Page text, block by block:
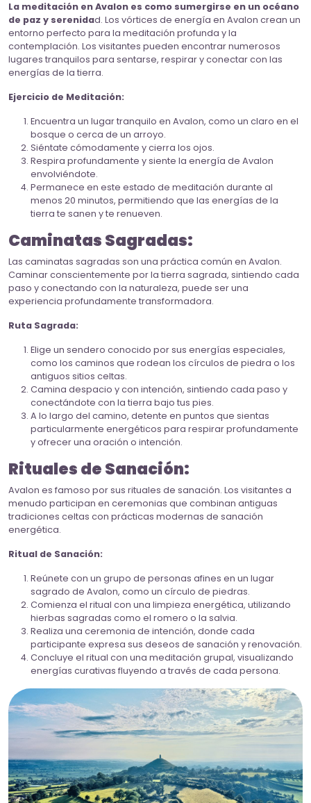
La meditación en Avalon es como sumergirse en un océano
de paz y serenidad. Los vórtices de energía en Avalon crean un
entorno perfecto para la meditación profunda y la
contemplación. Los visitantes pueden encontrar numerosos
lugares tranquilos para sentarse, respirar y conectar con las
energías de la tierra.
Ejercicio de Meditación:
Encuentra un lugar tranquilo en Avalon, como un claro en el
bosque o cerca de un arroyo.
Siéntate cómodamente y cierra los ojos.
Respira profundamente y siente la energía de Avalon
envolviéndote.
Permanece en este estado de meditación durante al
menos 20 minutos, permitiendo que las energías de la
tierra te sanen y te renueven.
Caminatas Sagradas:
Las caminatas sagradas son una práctica común en Avalon.
Caminar conscientemente por la tierra sagrada, sintiendo cada
paso y conectando con la naturaleza, puede ser una
experiencia profundamente transformadora.
Ruta Sagrada:
Elige un sendero conocido por sus energías especiales,
como los caminos que rodean los círculos de piedra o los
antiguos sitios celtas.
Camina despacio y con intención, sintiendo cada paso y
conectándote con la tierra bajo tus pies.
A lo largo del camino, detente en puntos que sientas
particularmente energéticos para respirar profundamente
y ofrecer una oración o intención.
Rituales de Sanación:
Avalon es famoso por sus rituales de sanación. Los visitantes a
menudo participan en ceremonias que combinan antiguas
tradiciones celtas con prácticas modernas de sanación
energética.
Ritual de Sanación:
Reúnete con un grupo de personas afines en un lugar
sagrado de Avalon, como un círculo de piedras.
Comienza el ritual con una limpieza energética, utilizando
hierbas sagradas como el romero o la salvia.
Realiza una ceremonia de intención, donde cada
participante expresa sus deseos de sanación y renovación.
Concluye el ritual con una meditación grupal, visualizando
energías curativas fluyendo a través de cada persona.